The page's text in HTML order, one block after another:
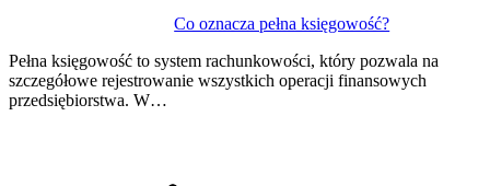
Co oznacza pełna księgowość?
Pełna księgowość to system rachunkowości, który pozwala na
szczegółowe rejestrowanie wszystkich operacji finansowych
przedsiębiorstwa. W…